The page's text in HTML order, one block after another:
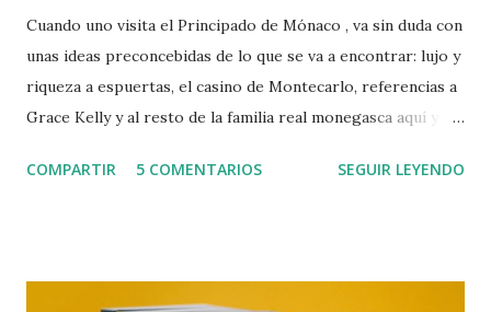
Cuando uno visita el Principado de Mónaco , va sin duda con
unas ideas preconcebidas de lo que se va a encontrar: lujo y
riqueza a espuertas, el casino de Montecarlo, referencias a
Grace Kelly y al resto de la familia real monegasca aquí y
que durante años han nutrido el papel couché de medio
frontera del diminuto principado, aquellos visitantes más
COMPARTIR 5 COMENTARIOS SEGUIR LEYENDO